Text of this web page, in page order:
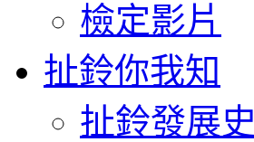
檢定影片
扯鈴你我知
扯鈴發展史